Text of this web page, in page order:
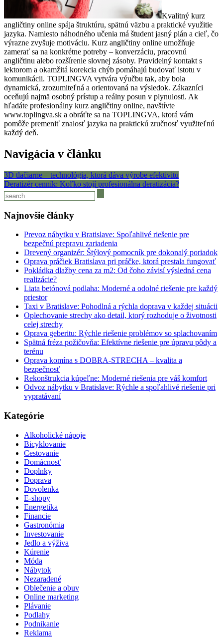
Kvalitný kurz
angličtiny online spája štruktúru, spätnú väzbu a praktické využitie
jazyka. Namiesto náhodného učenia má študent jasný plán a cieľ, čo
výrazne zvyšuje motiváciu. Kurz angličtiny online umožňuje
zamerať sa na konkrétne potreby – konverzáciu, pracovnú
angličtinu alebo rozšírenie slovnej zásoby. Pravidelný kontakt s
lektorom a okamžitá korekcia chýb pomáhajú budovať istotu v
komunikácii. TOPLINGVA vytvára výučbu tak, aby bola
dynamická, zrozumiteľná a orientovaná na výsledok. Zákazníci
oceňujú najmä osobný prístup a reálny posun v plynulosti. Ak
hľadáte profesionálny kurz angličtiny online, navštívte
www.toplingva.sk a obráťte sa na TOPLINGVA, ktorá vám
pomôže premeniť znalosť jazyka na praktickú zručnosť využiteľnú
každý deň.
Navigácia v článku
3D tlačiarne – technológia, ktorá dáva výrobe efektivitu
Deratizér cenník: Koľko stojí profesionálna deratizácia?
Najnovšie články
Prevoz nábytku v Bratislave: Spoľahlivé riešenie pre
bezpečnú prepravu zariadenia
Drevený organizér: Štýlový pomocník pre dokonalý poriadok
Oprava práčiek Bratislava pri práčke, ktorá prestala fungovať
Pokládka dlažby cena za m2: Od čoho závisí výsledná cena
realizácie?
Liata betónová podlaha: Moderné a odolné riešenie pre každý
priestor
Taxi v Bratislave: Pohodlná a rýchla doprava v každej situácii
Oplechovanie strechy ako detail, ktorý rozhoduje o životnosti
celej strechy
Oprava geberitu: Rýchle riešenie problémov so splachovaním
Spätná fréza požičovňa: Efektívne riešenie pre úpravu pôdy a
terénu
Oprava komína s DOBRA-STRECHA – kvalita a
bezpečnosť
Rekonštrukcia kúpeľne: Moderné riešenia pre váš komfort
Odvoz nábytku v Bratislave: Rýchle a spoľahlivé riešenie pri
vypratávaní
Kategórie
Alkoholické nápoje
Bicyklovanie
Cestovanie
Domácnosť
Doplnky
Doprava
Dovolenka
E-shopy
Energetika
Financie
Gastronómia
Investovanie
Jedlo a výživa
Kúrenie
Móda
Nábytok
Nezaradené
Oblečenie a obuv
Online marketing
Plávanie
Podlahy
Podnikanie
Reklama